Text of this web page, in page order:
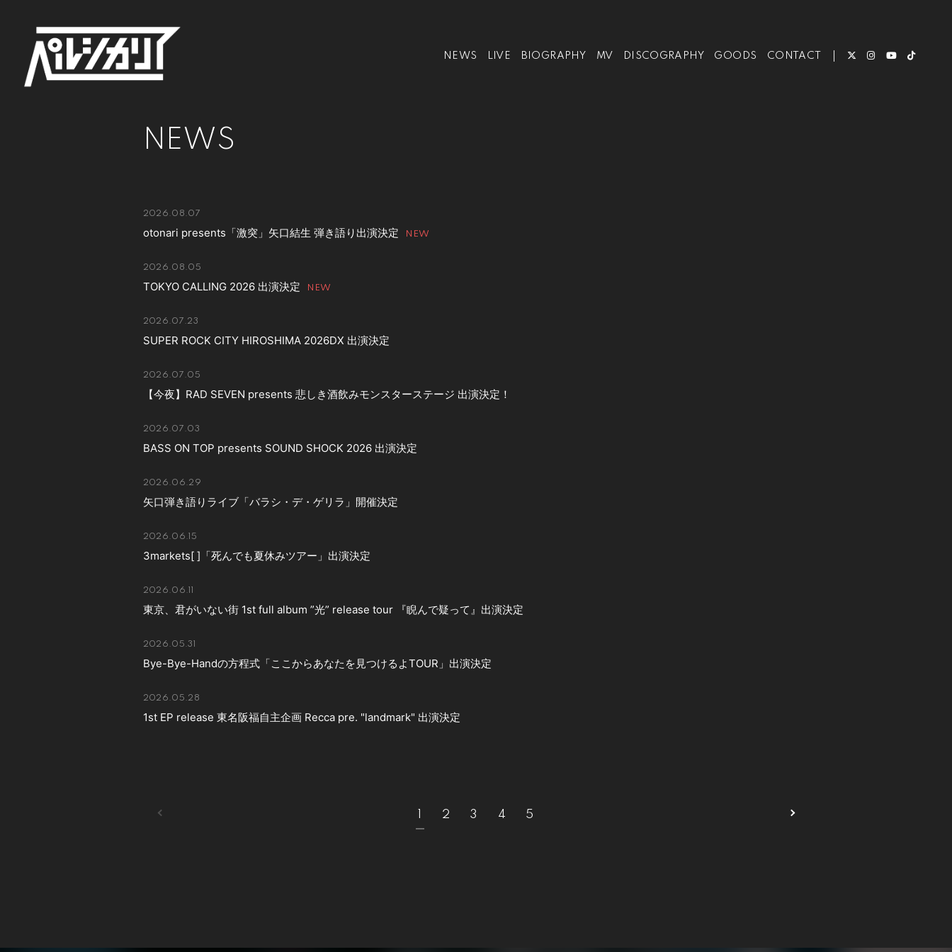
NEWS LIVE BIOGRAPHY MV DISCOGRAPHY GOODS CONTACT
NEWS
2026.08.07
otonari presents「激突」矢口結生 弾き語り出演決定
2026.08.05
TOKYO CALLING 2026 出演決定
2026.07.23
SUPER ROCK CITY HIROSHIMA 2026DX 出演決定
2026.07.05
【今夜】RAD SEVEN presents 悲しき酒飲みモンスターステージ 出演決定！
2026.07.03
BASS ON TOP presents SOUND SHOCK 2026 出演決定
2026.06.29
矢口弾き語りライブ「バラシ・デ・ゲリラ」開催決定
2026.06.15
3markets[ ]「死んでも夏休みツアー」出演決定
2026.06.11
東京、君がいない街 1st full album ”光” release tour 『睨んで疑って』出演決定
2026.05.31
Bye-Bye-Handの方程式「ここからあなたを見つけるよTOUR」出演決定
2026.05.28
1st EP release 東名阪福自主企画 Recca pre. "landmark" 出演決定
2 3 4 5